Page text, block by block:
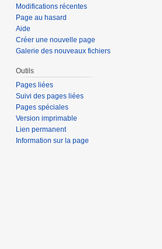
Modifications récentes
Page au hasard
Aide
Créer une nouvelle page
Galerie des nouveaux fichiers
Outils
Pages liées
Suivi des pages liées
Pages spéciales
Version imprimable
Lien permanent
Information sur la page